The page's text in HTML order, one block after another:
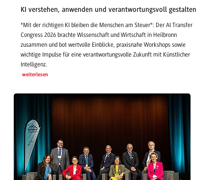
KI verstehen, anwenden und verantwortungsvoll gestalten
"Mit der richtigen KI bleiben die Menschen am Steuer": Der AI Transfer
Congress 2026 brachte Wissenschaft und Wirtschaft in Heilbronn
zusammen und bot wertvolle Einblicke, praxisnahe Workshops sowie
wichtige Impulse für eine verantwortungsvolle Zukunft mit Künstlicher
Intelligenz.
weiterlesen